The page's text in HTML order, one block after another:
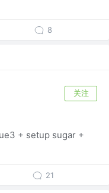
8
关注
+ setup sugar +
21